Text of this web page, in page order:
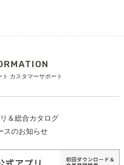
ト カスタマーサポート
＆総合カタログ
スのお知らせ